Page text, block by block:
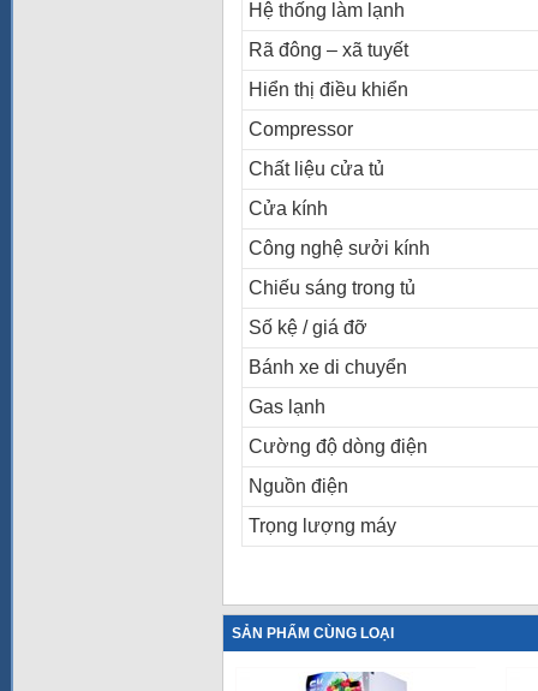
Hệ thống làm lạnh
Rã đông – xã tuyết
Hiển thị điều khiển
Compressor
Chất liệu cửa tủ
Cửa kính
Công nghệ sưởi kính
Chiếu sáng trong tủ
Số kệ / giá đỡ
Bánh xe di chuyển
Gas lạnh
Cường độ dòng điện
Nguồn điện
Trọng lượng máy
SẢN PHẨM CÙNG LOẠI